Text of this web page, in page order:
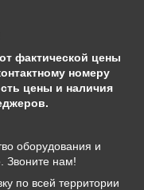
фактической цены
номеру
цены и наличия
оборудования и
Звоните нам!
по всей территории